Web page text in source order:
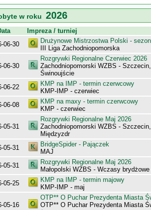
w roku 2026
Impreza / turniej
06-30
Drużynowe Mistrzostwa Polski -
III Liga Zachodniopomorska
06-30
Rozgrywki Regionalne Czerwiec 2026
Zachodniopomorski WZBS -
Świnoujście
06-22
KMP na IMP - termin czerwcowy
KMP-IMP - czerwiec
06-08
KMP na maxy - termin czerwcowy
KMP - czerwiec
05-31
Rozgrywki Regionalne Maj 2026
Zachodniopomorski WZBS -
Międzyzdr
05-31
BridgeSpider - Pajączek
MAJ
05-31
Rozgrywki Regionalne Maj 2026
Małopolski WZBS - Wczasy
05-25
KMP na IMP - termin majowy
KMP-IMP - maj
05-16
OTP** O Puchar Prezydenta Miasta
OTP** O Puchar Prezydenta Miasta